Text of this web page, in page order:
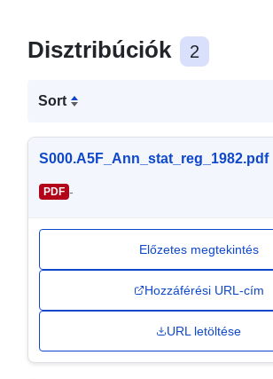
Disztribúciók 2
Sort
S000.A5F_Ann_stat_reg_1982.pdf
PDF -
Előzetes megtekintés
Hozzáférési URL-cím
URL letöltése